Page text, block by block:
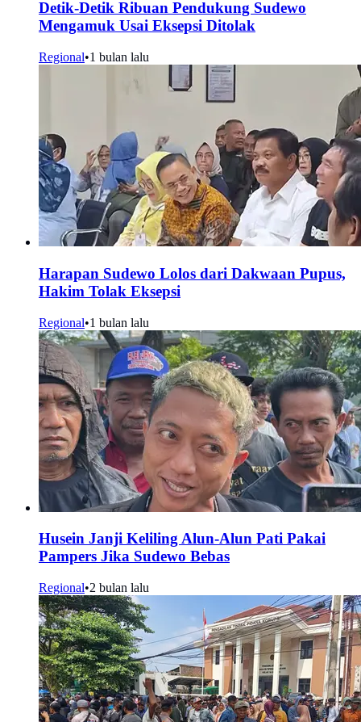
Detik-Detik Ribuan Pendukung Sudewo
Mengamuk Usai Eksepsi Ditolak
Regional•1 bulan lalu
Harapan Sudewo Lolos dari Dakwaan Pupus,
Hakim Tolak Eksepsi
Regional•1 bulan lalu
Husein Janji Keliling Alun-Alun Pati Pakai
Pampers Jika Sudewo Bebas
Regional•2 bulan lalu